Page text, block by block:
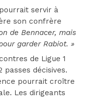
pourrait servir à
son confrère
de Bennacer, mais
garder Rabiot. »
de Ligue 1
passes décisives.
pourrait croître
Les dirigeants